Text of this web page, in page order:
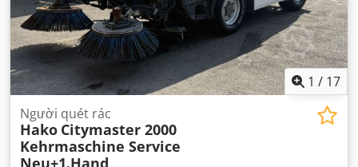
1 / 17
Người quét rác
Hako Citymaster 2000
Kehrmaschine Service
Neu+1.Hand